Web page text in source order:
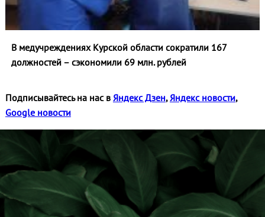
В медучреждениях Курской области сократили 167
должностей – сэкономили 69 млн. рублей
Подписывайтесь на нас в Яндекс Дзен,Яндекс новости,
Google новости